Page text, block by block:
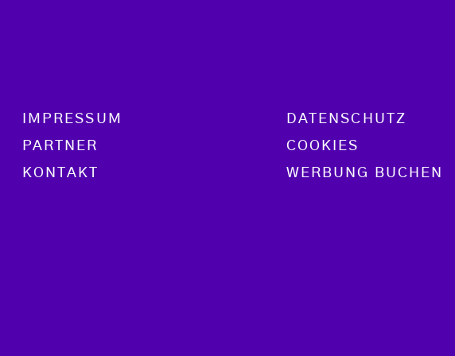
Footer menu
IMPRESSUM
PARTNER
KONTAKT
DATENSCHUTZ
COOKIES
WERBUNG BUCHEN